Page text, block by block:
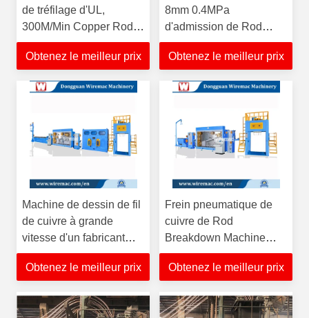
de tréfilage d'UL,
300M/Min Copper Rod
Breakdown Machine
Obtenez le meilleur prix
8mm 0.4MPa
d'admission de Rod
Breakdown Machine
20m/S
Obtenez le meilleur prix
Machine de dessin de fil
de cuivre à grande
vitesse d'un fabricant
fiable
Obtenez le meilleur prix
Frein pneumatique de
cuivre de Rod
Breakdown Machine
Wire Annealing de 9
matrices
Obtenez le meilleur prix